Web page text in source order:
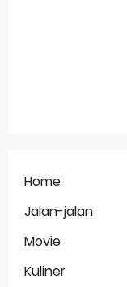
Home
Jalan-jalan
Movie
Kuliner